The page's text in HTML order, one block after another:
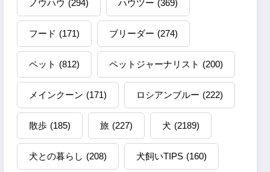
ノウハウ (294) ハウツー (369)
フード (171) ブリーダー (274)
ペット (812) ペットジャーナリスト (200)
メインクーン (171) ロシアンブルー (222)
散歩 (185) 旅 (227) 犬 (2189)
犬との暮らし (208) 犬飼いTIPS (160)